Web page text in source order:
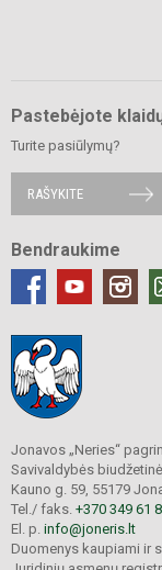
Pastebėjote
Turite pasiūlymų?
RAŠYKITE
Bendraukime
Jonavos „Neries“
Savivaldybės
Kauno g. 59, 55179
Tel./ faks. +370 349 61
El. p. info@joneris.lt
Duomenys kaupiami ir